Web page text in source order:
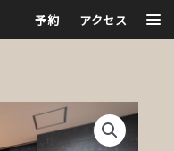
予約 アクセス